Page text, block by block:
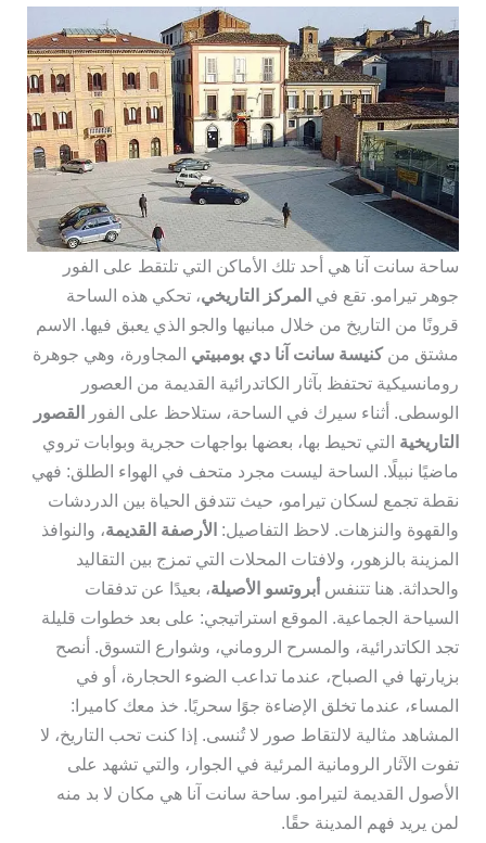
ساحة سانت آنا هي أحد تلك الأماكن التي تلتقط على الفور
جوهر تيرامو. تقع في المركز التاريخي، تحكي هذه الساحة
قرونًا من التاريخ من خلال مبانيها والجو الذي يعبق فيها. الاسم
مشتق منكنيسة سانت آنا دي بومبيتي المجاورة، وهي جوهرة
رومانسيكية تحتفظ بآثار الكاتدرائية القديمة من العصور
الوسطى. أثناء سيرك في الساحة، ستلاحظ على الفور
القصور
التاريخية التي تحيط بها، بعضها بواجهات حجرية وبوابات تروي
ماضيًا نبيلًا. الساحة ليست مجرد متحف في الهواء الطلق: فهي
نقطة تجمع لسكان تيرامو، حيث تتدفق الحياة بين الدردشات
والقهوة والنزهات. لاحظ التفاصيل: الأرصفة القديمة، والنوافذ
المزينة بالزهور، ولافتات المحلات التي تمزج بين التقاليد
والحداثة. هنا تتنفس أبروتسو الأصيلة، بعيدًا عن تدفقات
السياحة الجماعية. الموقع استراتيجي: على بعد خطوات قليلة
تجد الكاتدرائية، والمسرح الروماني، وشوارع التسوق. أنصح
بزيارتها في الصباح، عندما تداعب الضوء الحجارة، أو في
المساء، عندما تخلق الإضاءة جوًا سحريًا. خذ معك كاميرا:
المشاهد مثالية لالتقاط صور لا تُنسى. إذا كنت تحب التاريخ، لا
تفوت الآثار الرومانية المرئية في الجوار، والتي تشهد على
الأصول القديمة لتيرامو. ساحة سانت آنا هي مكان لا بد منه
لمن يريد فهم المدينة حقًا.